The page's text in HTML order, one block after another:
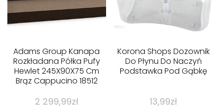
Adams Group Kanapa
Rozkładana Półka Pufy
Hewlet 245X90X75 Cm
Brąz Cappucino 18512
2 299,99zł
Korona Shops Dozownik
Do Płynu Do Naczyń
Podstawka Pod Gąbkę
13,99zł